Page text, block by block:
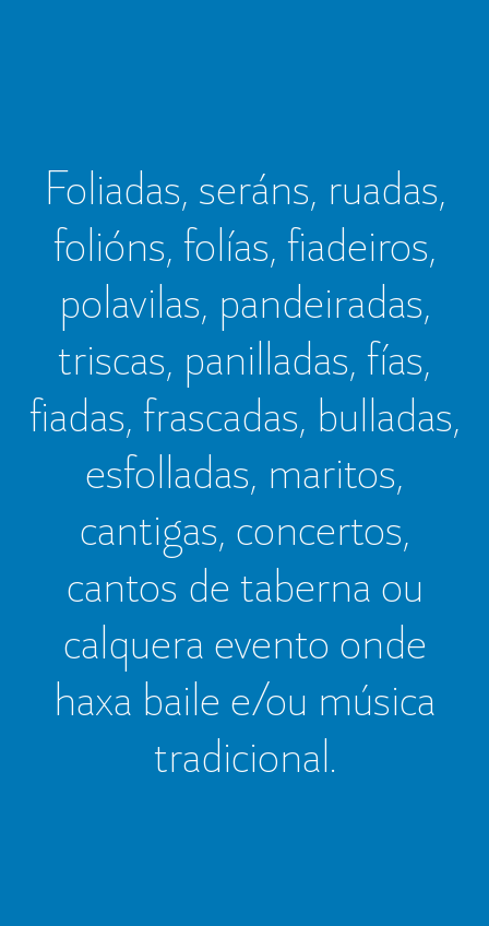
Foliadas, seráns, ruadas,
folións, folías, fiadeiros,
polavilas, pandeiradas,
triscas, panilladas, fías,
fiadas, frascadas, bulladas,
esfolladas, maritos,
cantigas, concertos,
cantos de taberna ou
calquera evento onde
haxa baile e/ou música
tradicional.